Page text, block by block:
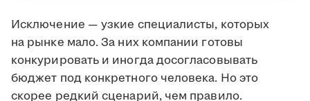
Исключение — узкие специалисты, которых
на рынке мало. За них компании готовы
конкурировать и иногда досогласовывать
бюджет под конкретного человека. Но это
скорее редкий сценарий, чем правило.